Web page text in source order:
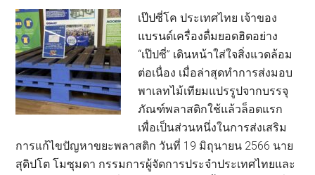
ภัณฑ์
เป็น
มิตร
กับ
สิ่ง
แวดล้อม
รีไซเคิล
เป๊ปซี่โค ประเทศไทย เจ้าของ
แบรนด์เครื่องดื่มยอดฮิตอย่าง
“เป๊ปซี่” เดินหน้าใส่ใจสิ่งแวดล้อม
ต่อเนื่อง เมื่อล่าสุดทำการส่งมอบ
พาเลทไม้เทียมแปรรูปจากบรรจุ
ภัณฑ์พลาสติกใช้แล้วล็อตแรก
เพื่อเป็นส่วนหนึ่งในการส่งเสริม
การแก้ไขปัญหาขยะพลาสติก วันที่ 19 มิถุนายน 2566 นาย
สุดิปโต โมซุมดา กรรมการผู้จัดการประจำประเทศไทยและ